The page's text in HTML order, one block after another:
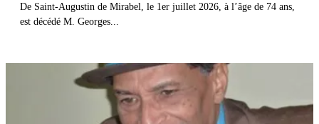
De Saint-Augustin de Mirabel, le 1er juillet 2026, à l’âge de 74 ans,
est décédé M. Georges...